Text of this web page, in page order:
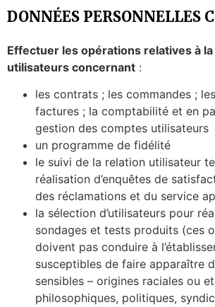
DONNÉES PERSONNELLES
Effectuer les opérations relatives à
utilisateurs concernant :
les contrats ; les commandes ;
factures ; la comptabilité et en
gestion des comptes utilisateurs
un programme de fidélité
le suivi de la relation utilisateur
réalisation d’enquêtes de
des réclamations et du service
la sélection d’utilisateurs pour
sondages et tests produits (ces
doivent pas conduire à
susceptibles de faire apparaître
sensibles – origines raciales ou
philosophiques, politiques,